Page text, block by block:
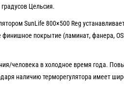
Цельсия.
SunLife 800×500 Reg
покрытие (ламинат, фанера,
человека в холодное время года.
наличию терморегулятора имеет